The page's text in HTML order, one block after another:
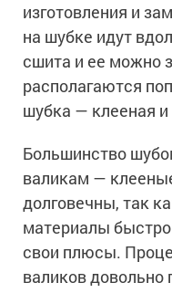
изготовления и
на шубке идут
сшита и ее можно
располагаются
шубка — клееная и
Большинство
валикам —
долговечны, так
материалы
свои плюсы.
валиков довольно